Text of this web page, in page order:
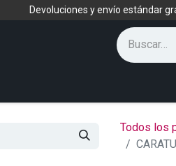
Devoluciones y envío estándar
Todos los